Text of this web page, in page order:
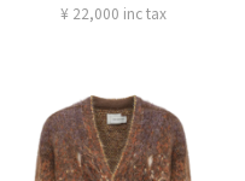
¥ 22,000 inc tax